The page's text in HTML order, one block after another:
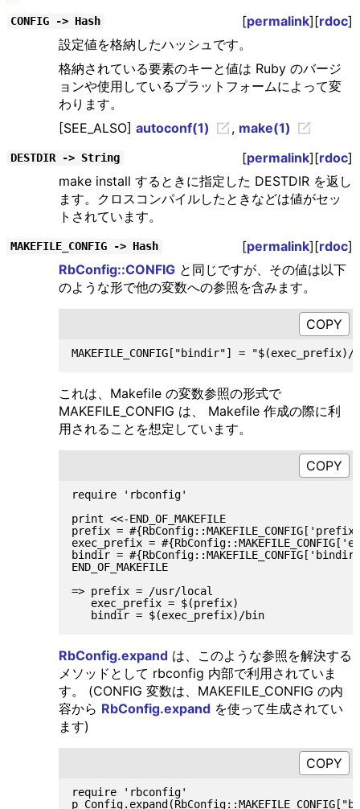
CONFIG -> Hash [permalink][rdoc]
設定値を格納したハッシュです。
格納されている要素のキーと値は Ruby のバージ
ョンや使用しているプラットフォームによって変
わります。
[SEE_ALSO] autoconf(1) , make(1)
DESTDIR -> String [permalink][rdoc]
make install するときに指定した DESTDIR を返し
ます。クロスコンパイルしたときなどは値がセッ
トされています。
MAKEFILE_CONFIG -> Hash [permalink][rdoc]
RbConfig::CONFIGと同じですが、その値は以下
のような形で他の変数への参照を含みます。
これは、Makefile の変数参照の形式で
MAKEFILE_CONFIG は、 Makefile 作成の際に利
用されることを想定しています。
require 'rbconfig'
print <<-END_OF_MAKEFILE
prefix =
exec_prefix =
bindir =
END_OF_MAKEFILE
=> prefix = /usr/local
   exec_prefix = $(prefix)
   bindir = $(exec_prefix)/bin
RbConfig.expandは、このような参照を解決する
メソッドとして rbconfig 内部で利用されていま
す。 (CONFIG 変数は、MAKEFILE_CONFIG の内
容から RbConfig.expandを使って生成されてい
ます)
require 'rbconfig'
p